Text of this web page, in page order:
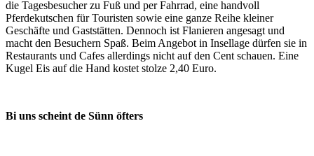
die Tagesbesucher zu Fuß und per Fahrrad, eine handvoll
Pferdekutschen für Touristen sowie eine ganze Reihe kleiner
Geschäfte und Gaststätten. Dennoch ist Flanieren angesagt und
macht den Besuchern Spaß. Beim Angebot in Insellage dürfen sie in
Restaurants und Cafes allerdings nicht auf den Cent schauen. Eine
Kugel Eis auf die Hand kostet stolze 2,40 Euro.
Bi uns scheint de Sünn öfters